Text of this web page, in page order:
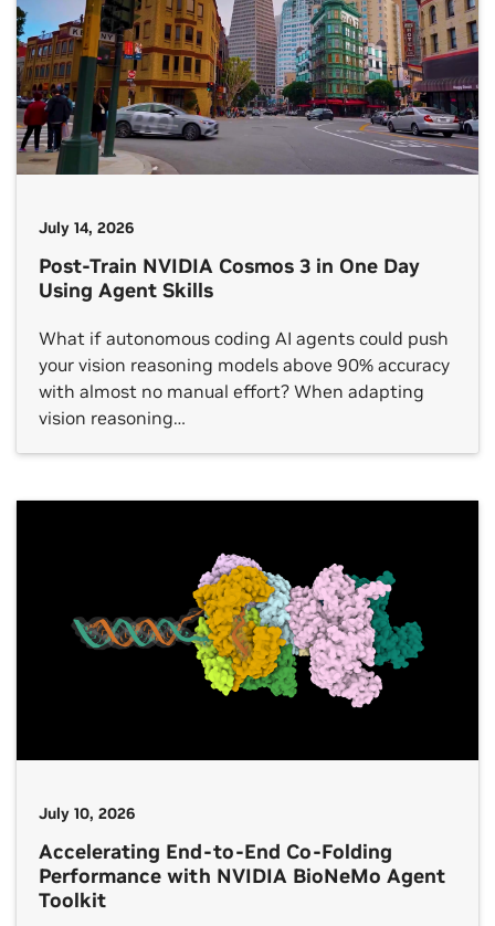
July 14, 2026
Post-Train NVIDIA Cosmos 3 in One Day
Using Agent Skills
What if autonomous coding AI agents could push
your vision reasoning models above 90% accuracy
with almost no manual effort? When adapting
vision reasoning…
July 10, 2026
Accelerating End-to-End Co-Folding
Performance with NVIDIA BioNeMo Agent
Toolkit